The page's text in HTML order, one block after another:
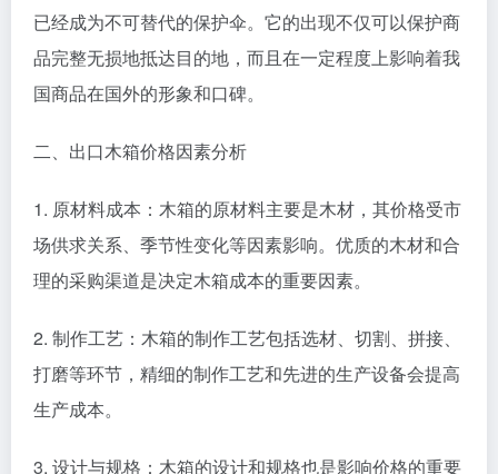
已经成为不可替代的保护伞。它的出现不仅可以保护商
品完整无损地抵达目的地，而且在一定程度上影响着我
国商品在国外的形象和口碑。
二、出口木箱价格因素分析
1. 原材料成本：木箱的原材料主要是木材，其价格受市
场供求关系、季节性变化等因素影响。优质的木材和合
理的采购渠道是决定木箱成本的重要因素。
2. 制作工艺：木箱的制作工艺包括选材、切割、拼接、
打磨等环节，精细的制作工艺和先进的生产设备会提高
生产成本。
3. 设计与规格：木箱的设计和规格也是影响价格的重要